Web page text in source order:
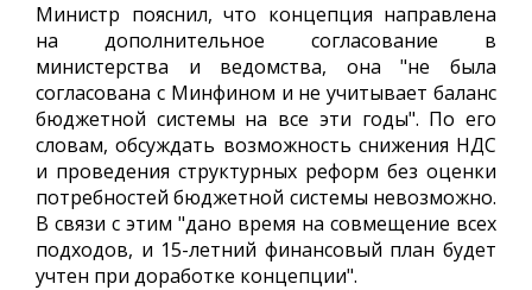
Министр пояснил, что концепция направлена
на дополнительное согласование в
министерства и ведомства, она "не была
согласована с Минфином и не учитывает баланс
бюджетной системы на все эти годы". По его
словам, обсуждать возможность снижения НДС
и проведения структурных реформ без оценки
потребностей бюджетной системы невозможно.
В связи с этим "дано время на совмещение всех
подходов, и 15-летний финансовый план будет
учтен при доработке концепции".